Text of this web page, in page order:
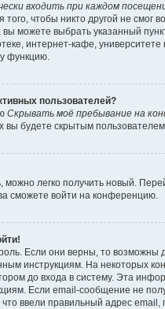
входить при каждом
чтобы никто другой не
можете выбрать указанный
интернет-кафе, университете
функцию.
пользователей?
Скрывать моё пребывание на
вы будете скрытым
можно легко получить новый.
сможете войти на конференцию.
Если они верны, то возможны
инструкциям. На некоторых
до входа в систему. Эта
Если email-сообщение не
ввели правильный адрес email,